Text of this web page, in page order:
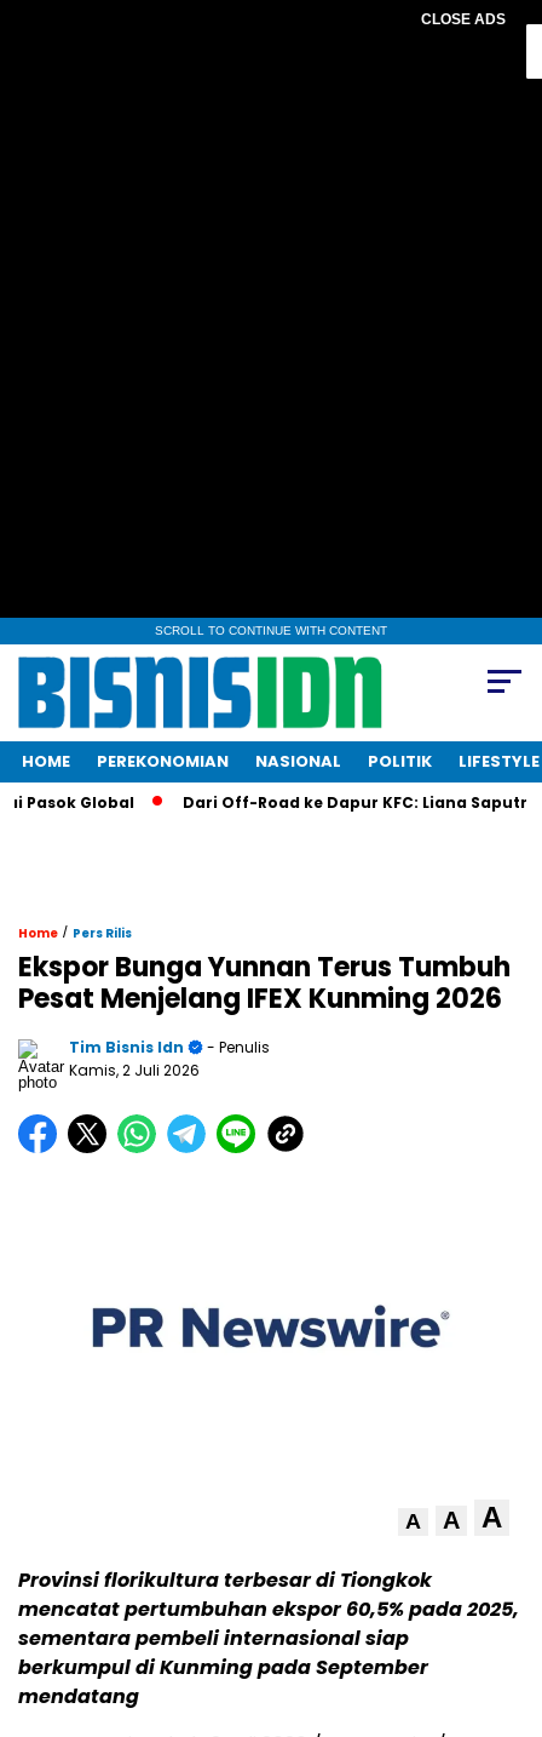
CLOSE ADS
SCROLL TO CONTINUE WITH CONTENT
HOME PEREKONOMIAN NASIONAL POLITIK LIFESTYLE
Global Dari Off-Road ke Dapur KFC: Liana Saputri Buat
Home / Pers Rilis
Ekspor Bunga Yunnan Terus Tumbuh
Pesat Menjelang IFEX Kunming 2026
Tim Bisnis Idn
- Penulis
Kamis, 2 Juli 2026
A A A
Provinsi florikultura terbesar di Tiongkok
mencatat pertumbuhan ekspor 60,5% pada 2025,
sementara pembeli internasional siap
berkumpul di Kunming pada September
mendatang